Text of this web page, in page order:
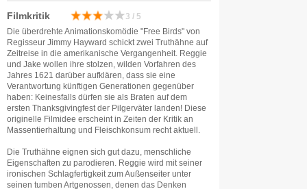
Filmkritik 3 / 5
Die überdrehte Animationskomödie "Free Birds" von
Regisseur Jimmy Hayward schickt zwei Truthähne auf
Zeitreise in die amerikanische Vergangenheit. Reggie
und Jake wollen ihre stolzen, wilden Vorfahren des
Jahres 1621 darüber aufklären, dass sie eine
Verantwortung künftigen Generationen gegenüber
haben: Keinesfalls dürfen sie als Braten auf dem
ersten Thanksgivingfest der Pilgerväter landen! Diese
originelle Filmidee erscheint in Zeiten der Kritik an
Massentierhaltung und Fleischkonsum recht aktuell.
Die Truthähne eignen sich gut dazu, menschliche
Eigenschaften zu parodieren. Reggie wird mit seiner
ironischen Schlagfertigkeit zum Außenseiter unter
seinen tumben Artgenossen, denen das Denken